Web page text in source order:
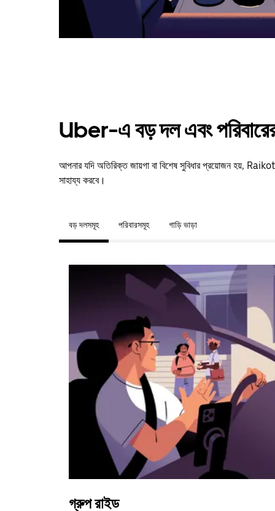
Uber-এ বড় দল এবং
আপনার যদি অতিরিক্ত জায়গা বা বিশেষ সুবিধার প্রয়োজন হয়,
সাহায্য করবে।
বড় দলসমূহ পরিবারসমূহ গাড়ি ভাড়া
গ্রুপ রাইড